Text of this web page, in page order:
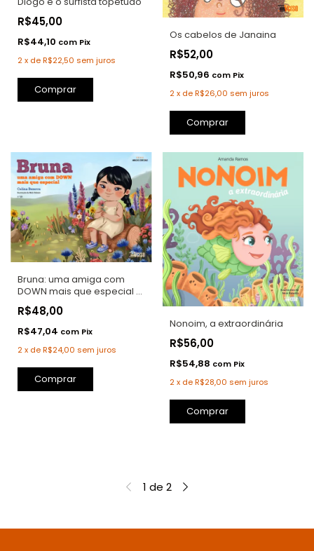
R$45,00
R$44,10 com Pix
2x deR$22,50 sem juros
Comprar
Os cabelos de Janaina
R$52,00
R$50,96 com Pix
2 x deR$26,00 sem juros
Comprar
Bruna: uma amiga com
DOWN mais que especial 3
ED
R$48,00
R$47,04 com Pix
2x deR$24,00 sem juros
Nonoim, a extraordinária
R$56,00
R$54,88 com Pix
2 x deR$28,00 sem juros
1 de 2